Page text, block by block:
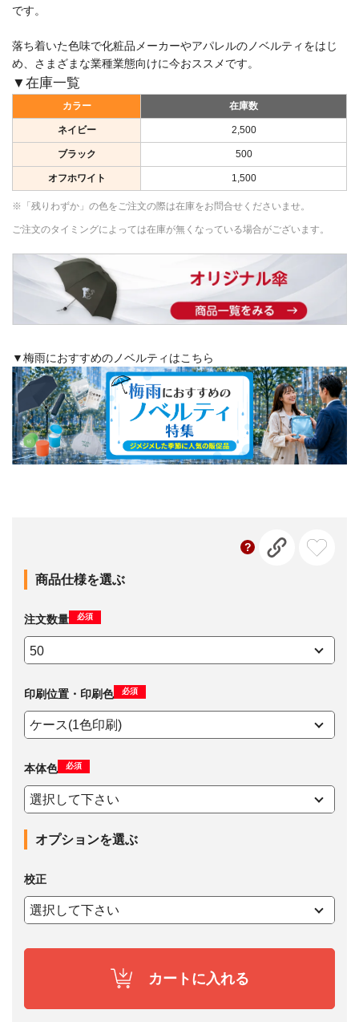
です。
落ち着いた色味で化粧品メーカーやアパレルのノベルティをはじ
め、さまざまな業種業態向けに今おススメです。
▼在庫一覧
カラー 在庫数
ネイビー 2,500
ブラック 500
オフホワイト 1,500
※「残りわずか」の色をご注文の際は在庫をお問合せくださいませ。
ご注文のタイミングによっては在庫が無くなっている場合がございます。
▼梅雨におすすめのノベルティはこちら
商品仕様を選ぶ
注文数量 必須
印刷位置・印刷色 必須
本体色 必須
オプションを選ぶ
校正
カートに入れる